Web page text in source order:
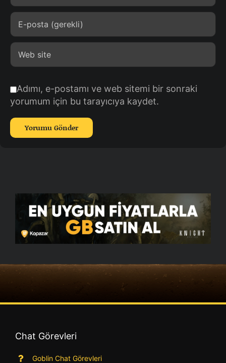
Adımı, e-postamı ve web sitemi bir sonraki
yorumum için bu tarayıcıya kaydet.
Chat Görevleri
Goblin Chat Görevleri